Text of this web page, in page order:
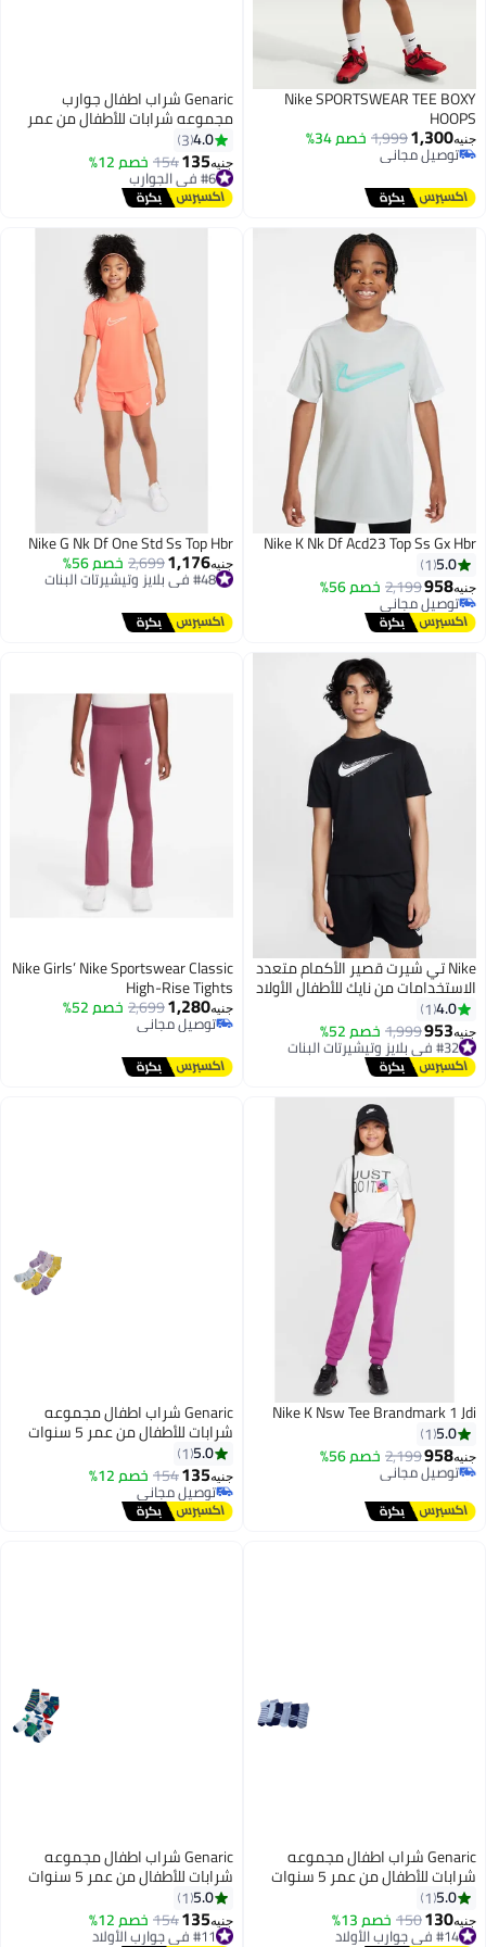
Nike SPORTSWEAR TEE BOXY
HOOPS
جنيه1,300
1,999خصم 34%
توصيل مجاني
توصيل مجاني 10
Genaric شراب اطفال جوارب
مجموعه شرابات للأطفال من عمر
سنتين إلى 5 سنوات ( مجموعه من
6 ازواج )، متوفر بألوان مميزه
4.0
3
جنيه135
154 خصم 12% #6 في الجوارب
توصيل مجاني
#6 في الجوارب
Nike K Nk Df Acd23 Top Ss Gx Hbr
5.0
1
جنيه958
2,199خصم 56%
توصيل مجاني
توصيل مجاني
Nike G Nk Df One Std Ss Top Hbr
جنيه1,176
2,699خصم 56% #48 في بلايز وتيشيرتات البنات
توصيل مجاني
Nike تي شيرت قصير الأكمام متعدد
الاستخدامات من نايك للأطفال الأولاد
بتقنية دراي فيت Hbr
4.0
1
جنيه953
1,999خصم 52% #32 في بلايز وتيشيرتات البنات
توصيل مجاني
#32 في بلايز وتيشيرتات البنات
Nike Girls’ Nike Sportswear Classic
High-Rise Tights
جنيه1,280
2,699خصم 52%
توصيل مجاني
توصيل مجاني
Nike K Nsw Tee Brandmark 1 Jdi
5.0
1
جنيه958
2,199خصم 56% توصيل مجاني
بتخلّص بسرعة
توصيل مجاني 8
Genaric شراب اطفال مجموعه
شرابات للأطفال من عمر 5 سنوات
إلى 10 سنوات ( مجموعه من 6
ازواج )، متوفر بألوان مميزه
5.0
1
جنيه135
154 خصم 12%
توصيل مجاني
توصيل مجاني
8
Genaric شراب اطفال مجموعه
شرابات للأطفال من عمر 5 سنوات
إلى 10 سنوات ( مجموعه من 6
ازواج )، متوفر بألوان مميزه
5.0
1
جنيه130
150 خصم 13% #14 في جوارب الأولاد
توصيل مجاني 8
Genaric شراب اطفال مجموعه
شرابات للأطفال من عمر 5 سنوات
إلى 10 سنوات ( مجموعه من 6
ازواج )، متوفر بألوان مميزه
5.0
1
جنيه135
154 خصم 12% #11 في جوارب الأولاد
توصيل مجاني